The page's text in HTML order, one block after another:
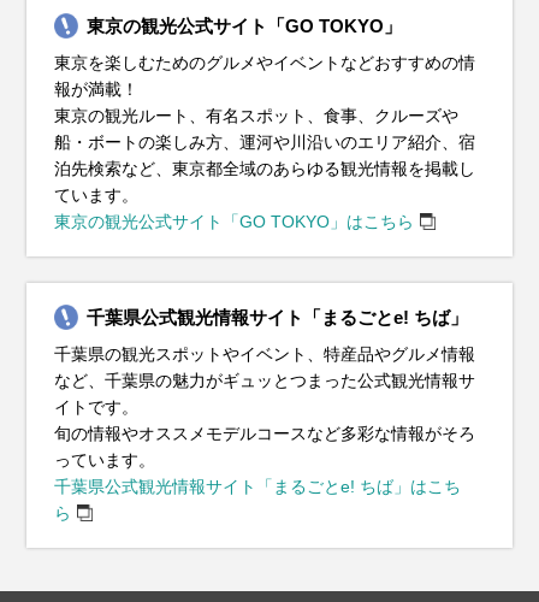
おすすめの服装は、ウール素材のコートやジャケット、セー
ターなどの暖かいアイテム。インナーには、長袖シャツやタ
ートルネックを合わせると、快適さと温かさを両立できま
す。観光中に寒さを感じた時に備えて、ストールや手袋を携
帯しておくと便利です。足元は、ブーツや防寒性のあるスニ
ーカーを選ぶと、寒い日でも快適に歩けますよ！紅葉を楽し
みながら、秋の東京を暖かくおしゃれに満喫してください
紅葉シーズン、イルミネーションシーズン、高尾山もみじまつり
（八王子市）、八王子いちょう祭り（八王子市）、酉の市（長國
寺/鷲神社・台東区）、東京国際映画祭
ジャケット。特に、朝晩の外出では、手袋やマフラー、帽子
といった防寒小物を活用すると、温かさがぐんとアップしま
す。インナーには、ヒートテックやフリース素材のシャツを
着用し、しっかりと暖かく保ちましょう。足元は、ブーツで
しっかり防寒できるものが最適です。この時期は、イルミネ
ーションやクリスマスイベントも楽しめるので、寒さを乗り
越えながら、関東地方の冬の魅力を満喫してくださいね！
歳の市（浅草）、浅草寺 羽子板市（台東区）、ボロ市（世田谷
区）
ートやダウンジャケット。さらに、マフラー・手袋・帽子を
プラスすれば、防寒レベルがグッとアップします。インナー
はヒートテックやフリースなど、暖かい素材を選ぶのが正
解。足元も冷えやすいので、滑りにくいブーツ＋厚手の靴下
の組み合わせがおすすめです。寒さが苦手な人は、ホッカイ
ロをポケットに忍ばせておくと安心！ しっかり防寒して、冬
の東京を快適に楽しみましょう！
いこく祭（神田明神・千代田区）、青梅だるま市（青梅市）、消
防出初式（東京ビッグサイト周辺）、大相撲初場所
しておきましょう。服装の基本は 厚手のコートやダウンジャ
ケット。風を防げる素材を選べば、より暖かく過ごせます。
長時間外を歩く予定があるなら、ヒートテックやフリースな
どのインナーを仕込んでおくのが正解。首元・手先・足元の
冷え対策も重要なので、マフラー・手袋・ブーツを活用しま
しょう！屋内観光の予定があるなら、脱ぎ着しやすい重ね着
スタイルが便利。寒暖差に対応できる服装で、快適に東京を
梅の見ごろ、節分会（浅草寺・台東区）、せたがや梅まつり（世
田谷区）、高幡不動尊のだるま市（日野市）
活躍します。朝晩は冷え込むことがあるので、セーターや厚
手のカーディガンを重ね着して、体温調整しやすいスタイル
にすると◎。日中はポカポカ陽気になる日もあるので、イン
ナーは軽めの長袖シャツやブラウスでOKです。足元は、歩き
やすいスニーカーがベスト。寒暖差に対応しつつ、春の東京
観光を思いっきり楽しんでくださいね！
イベント・観光
市）、火渡り祭（高尾山・八王子市）東京マラソン
なります。服装は、軽めのジャケットやカーディガンがちょ
うどいい感じ。日中は薄手のシャツやブラウスで快適に過ご
せますが、朝晩はひんやりすることもあるので、調整しやす
い服装がおすすめです。足元は、たくさん歩くならスニーカ
ーがベスト！天気が崩れそうな日は、防水性のある靴を選ぶ
と安心です。春の日差しが気になる方は、帽子やサングラス
も活用して、おしゃれに紫外線対策をしましょう♪春の東京を
桜の見ごろ、ツツジの見ごろ、フジの見ごろ、文京つつじまつり
（根津神社・文京区）、亀戸天神社 藤まつり（江東区）、浅草 流
鏑馬（浅草神社・台東区）
す。服装は、薄手のジャケットやカーディガンがちょうどい
い感じ。日中は半袖シャツや軽めのパンツ、スカートで快適
に過ごせますが、朝晩は肌寒くなることもあるので、サッと
羽織れるものを1枚持っておくと安心です。また、5月は天気
が変わりやすい時期なので、折りたたみ傘があると便利。観
光では歩くことが多いので、クッション性のあるスニーカー
を選ぶと、一日中快適に過ごせますよ！爽やかな春の東京
バラの見ごろ、神田祭（神田明神・千代田区）、三社祭（浅草神
社・台東区）、くらやみ祭（大國魂神社・府中市）、春のバラフ
ェスタ（神代植物公園・調布市）、足立の花火（足立区）、大相
撲5月場所
気性の良い素材がマスト！湿気を吸いやすい綿やリネンのシ
ャツ、薄手のパンツが快適です。暑い日は、ショートスリー
ブのワンピースも涼しくておすすめ。また、突然の雨に備え
て防水性のあるジャケットや折りたたみ傘を忘れずに。足元
は、濡れても乾きやすい靴を選ぶと安心です。梅雨の時期で
も、服装を工夫すれば快適に観光できますよ！雨の日の東京
も楽しんでくださいね♪
田区）、文京あじさいまつり（白山神社・文京区）
差しが強く、紫外線もグッと増える時期なので、帽子・サン
グラス・日焼け止めをフル活用してしっかり肌を守りましょ
う！足元は、通気性の良いサンダルや軽量スニーカーが快適
です。ただし、屋内は冷房がガンガン効いていることも。薄
手のカーディガンやストールを持っておくと、寒暖差にも対
応できて安心ですよ。暑さ対策を万全にして、夏の東京を思
いっきり楽しんでくださいね！
区）、神楽坂まつり（新宿区）、入谷朝顔まつり（入谷鬼子母
神・台東区）、ほおずき市（浅草寺・台東区）、みたままつり
（靖国神社・千代田区）
東京の観光公式サイト「GO TOKYO」
東京を楽しむためのグルメやイベントなどおすすめの情
報が満載！
東京の観光ルート、有名スポット、食事、クルーズや
船・ボートの楽しみ方、運河や川沿いのエリア紹介、宿
泊先検索など、東京都全域のあらゆる観光情報を掲載し
ています。
東京の観光公式サイト「GO TOKYO」はこちら
千葉県公式観光情報サイト「まるごとe! ちば」
千葉県の観光スポットやイベント、特産品やグルメ情報
など、千葉県の魅力がギュッとつまった公式観光情報サ
イトです。
旬の情報やオススメモデルコースなど多彩な情報がそろ
っています。
千葉県公式観光情報サイト「まるごとe! ちば」はこち
ら